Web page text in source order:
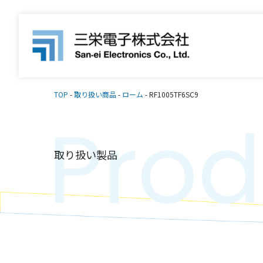
TOP -取り扱い商品- ローム -RF1005TF6SC9
取り扱い製品